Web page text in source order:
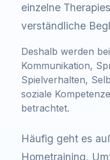
einzelne
verständliche
Deshalb werden
Kommunikation,
Spielverhalten,
soziale
betrachtet.
Häufig geht es
Hometraining,